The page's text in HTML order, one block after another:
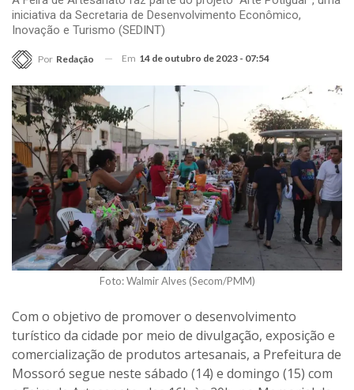
iniciativa da Secretaria de Desenvolvimento Econômico,
Inovação e Turismo (SEDINT)
Por Redação Em 14 de outubro de 2023 - 07:54
Foto: Walmir Alves (Secom/PMM)
Com o objetivo de promover o desenvolvimento
turístico da cidade por meio de divulgação, exposição e
comercialização de produtos artesanais, a Prefeitura de
Mossoró segue neste sábado (14) e domingo (15) com